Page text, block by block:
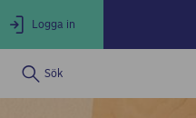
Logga in
Sök